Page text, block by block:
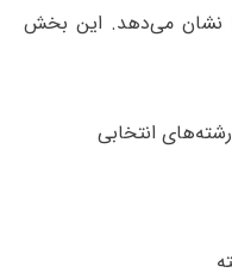
نشان می‌دهد. این بخش
انتخابی